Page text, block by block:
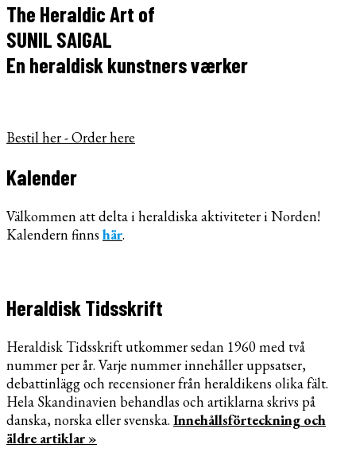
The Heraldic Art of
SUNIL SAIGAL
En heraldisk kunstners værker
Bestil her - Order here
Kalender
Välkommen att delta i heraldiska aktiviteter i Norden!
Kalendern finns här.
Heraldisk Tidsskrift
Heraldisk Tidsskrift utkommer sedan 1960 med två
nummer per år. Varje nummer innehåller uppsatser,
debattinlägg och recensioner från heraldikens olika fält.
Hela Skandinavien behandlas och artiklarna skrivs på
danska, norska eller svenska. Innehållsförteckning och
äldre artiklar »